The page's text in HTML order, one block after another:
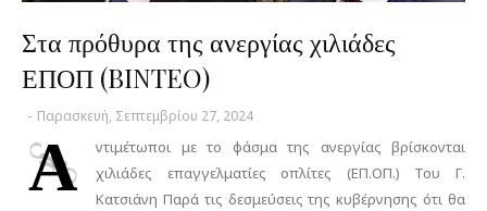
Στα πρόθυρα της ανεργίας χιλιάδες
ΕΠΟΠ (BINTEO)
- Παρασκευή, Σεπτεμβρίου 27, 2024
Α
ντιμέτωποι με το φάσμα της ανεργίας βρίσκονται
χιλιάδες επαγγελματίες οπλίτες (ΕΠ.ΟΠ.) Του Γ.
Κατσιάνη Παρά τις δεσμεύσεις της κυβέρνησης ότι θα